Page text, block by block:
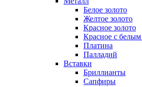
Белое золото
Желтое золото
Красное золото
Красное с белым
Платина
Палладий
Вставки
Бриллианты
Сапфиры